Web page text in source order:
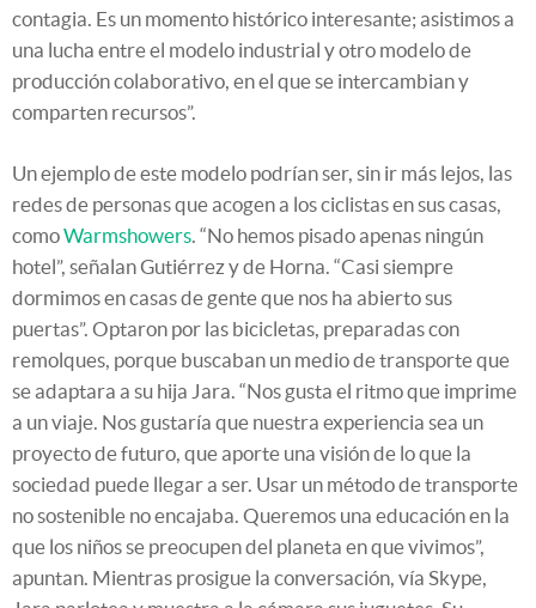
contagia. Es un momento histórico interesante; asistimos a
una lucha entre el modelo industrial y otro modelo de
producción colaborativo, en el que se intercambian y
comparten recursos”.
Un ejemplo de este modelo podrían ser, sin ir más lejos, las
redes de personas que acogen a los ciclistas en sus casas,
comoWarmshowers . “No hemos pisado apenas ningún
hotel”, señalan Gutiérrez y de Horna. “Casi siempre
dormimos en casas de gente que nos ha abierto sus
puertas”. Optaron por las bicicletas, preparadas con
remolques, porque buscaban un medio de transporte que
se adaptara a su hija Jara. “Nos gusta el ritmo que imprime
a un viaje. Nos gustaría que nuestra experiencia sea un
proyecto de futuro, que aporte una visión de lo que la
sociedad puede llegar a ser. Usar un método de transporte
no sostenible no encajaba. Queremos una educación en la
que los niños se preocupen del planeta en que vivimos”,
apuntan. Mientras prosigue la conversación, vía Skype,